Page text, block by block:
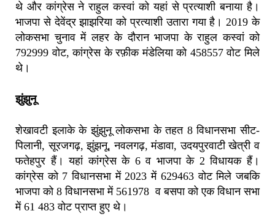
थे और कांग्रेस ने राहुल कस्वां को यहां से प्रत्याशी बनाया है।
भाजपा से देवेंद्र झाझरिया को प्रत्याशी उतारा गया है। 2019 के
लोकसभा चुनाव में लहर के दौरान भाजपा के राहुल कस्वां को
792999 वोट, कांग्रेस के रफ़ीक मंडेलिया को 458557 वोट मिले
थे।
झुंझुनू
शेखावटी इलाके के झुंझुनू लोकसभा के तहत 8 विधानसभा सीट-
पिलानी, सूरजगढ़, झुंझनू, नवलगढ़, मंडावा, उदयपुरवाटी खेत्री व
फतेहपुर हैं। यहां कांग्रेस के 6 व भाजपा के 2 विधायक हैं।
कांग्रेस को 7 विधानसभा में 2023 में 629463 वोट मिले जबकि
भाजपा को 8 विधानसभा में 561978 व बसपा को एक विधान सभा
में 61 483 वोट प्राप्त हुए थे।